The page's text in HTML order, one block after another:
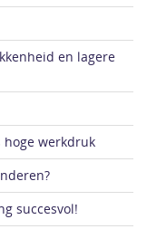
en lagere
werkdruk
succesvol!